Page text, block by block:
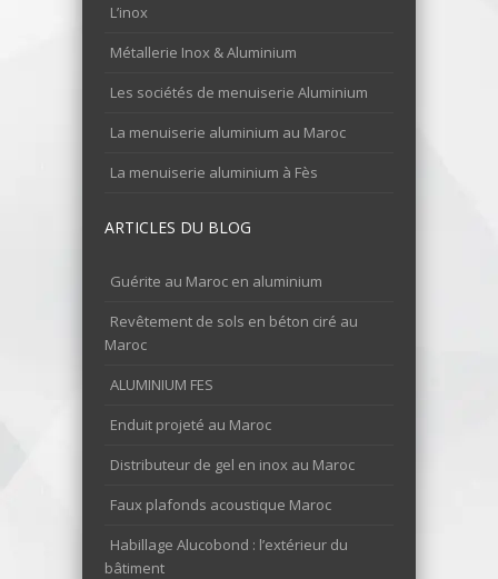
L’inox
Métallerie Inox & Aluminium
Les sociétés de menuiserie Aluminium
La menuiserie aluminium au Maroc
La menuiserie aluminium à Fès
ARTICLES DU BLOG
Guérite au Maroc en aluminium
Revêtement de sols en béton ciré au
Maroc
ALUMINIUM FES
Enduit projeté au Maroc
Distributeur de gel en inox au Maroc
Faux plafonds acoustique Maroc
Habillage Alucobond : l’extérieur du
bâtiment